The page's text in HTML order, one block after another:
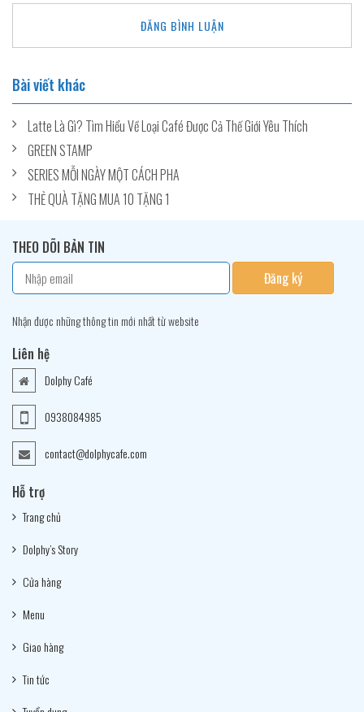
Bài viết khác
Latte Là Gì? Tìm Hiểu Về Loại Café Được Cả Thế Giới Yêu Thích
GREEN STAMP
SERIES MỖI NGÀY MỘT CÁCH PHA
THẺ QUÀ TẶNG MUA 10 TẶNG 1
THEO DÕI BẢN TIN
Đăng ký
Nhận được những thông tin mới nhất từ website
Liên hệ
Dolphy Café
0938084985
contact@dolphycafe.com
Hỗ trợ
Trang chủ
Dolphy’s Story
Cửa hàng
Menu
Giao hàng
Tin tức